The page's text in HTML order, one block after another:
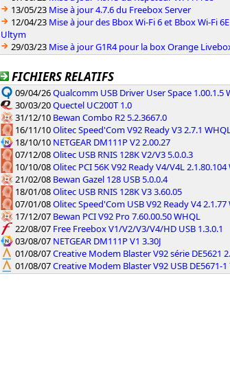
13/05/23 Mise à jour 4.7.6 du Freebox Server
12/04/23 Mise à jour des Bbox Wi-Fi 6 et Bbox Wi-Fi
Ultym
29/03/23 Mise à jour G1R4 pour la box Orange
FICHIERS RELATIFS
09/04/26Qualcomm USB Driver User Space 1.00.1.5
30/03/20Quectel UC200T 1.0
31/12/10 Bewan Combo R2 5.2.3667.0
16/11/10Olitec Speed'Com V92 Ready V3 2.7.1 WHQL
18/10/10 NETGEAR DM111P V2 2.00.27
07/12/08Olitec USB RNIS 128K V2/V3 5.0.0.3
10/10/08Olitec PCI 56K V92 Ready V4/V4L 2.1.80.104
21/02/08 Bewan Gazel 128 USB 5.0.0.4
18/01/08Olitec USB RNIS 128K V3 3.60.05
07/01/08Olitec Speed'Com USB V92 Ready V4 2.1.77
17/12/07 Bewan PCI V92 Pro 7.60.00.50 WHQL
22/08/07 Free Freebox V1/V2/V3/V4/HD USB 1.3.0.1
03/08/07 NETGEAR DM111P V1 3.30J
01/08/07Creative Modem Blaster V92 série DE5621
01/08/07Creative Modem Blaster V92 USB DE5671-1